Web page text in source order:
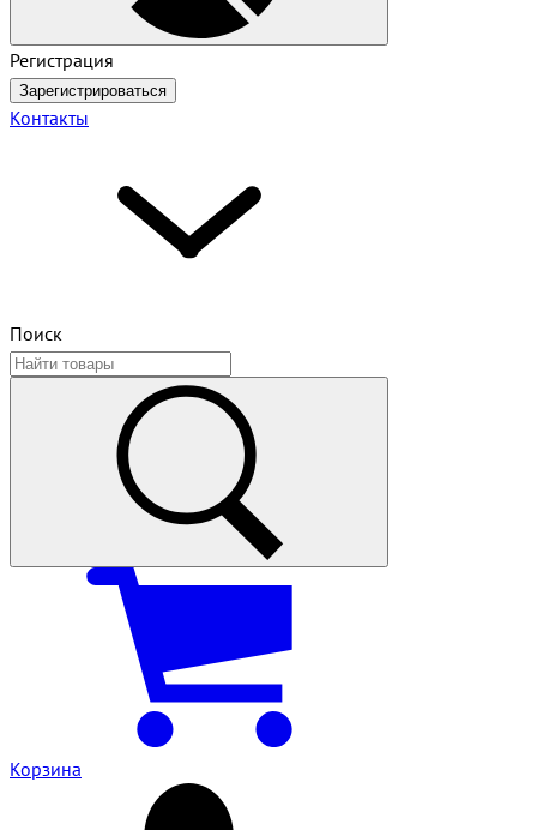
Регистрация
Зарегистрироваться
Контакты
Поиск
Корзина